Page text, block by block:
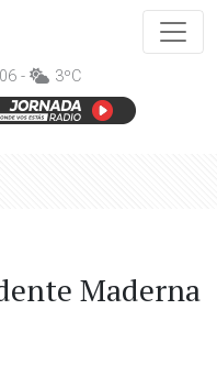
- 3ºC
Maderna